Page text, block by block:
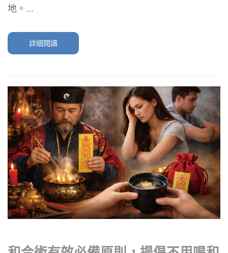
地。...
詳細閱讀